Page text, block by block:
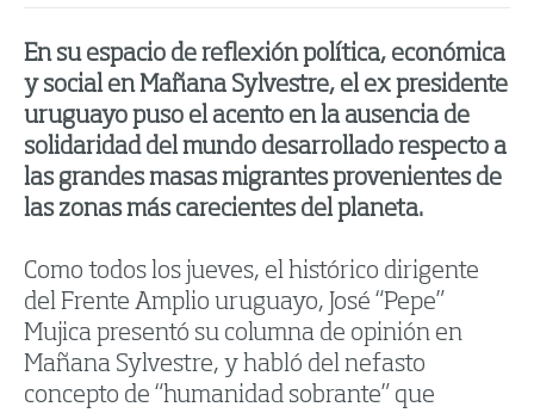
En su espacio de reflexión política, económica
y social en Mañana Sylvestre, el ex presidente
uruguayo puso el acento en la ausencia de
solidaridad del mundo desarrollado respecto a
las grandes masas migrantes provenientes de
las zonas más carecientes del planeta.
Como todos los jueves, el histórico dirigente
del Frente Amplio uruguayo, José “Pepe”
Mujica presentó su columna de opinión en
Mañana Sylvestre, y habló del nefasto
concepto de “humanidad sobrante” que
LinkedIn